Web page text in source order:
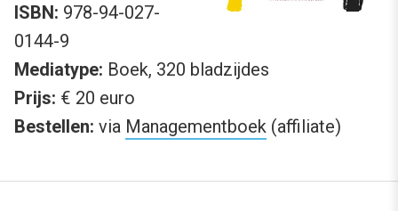
ISBN: 978-94-027-
0144-9
Mediatype: Boek, 320 bladzijdes
Prijs: € 20 euro
Bestellen: via Managementboek (affiliate)